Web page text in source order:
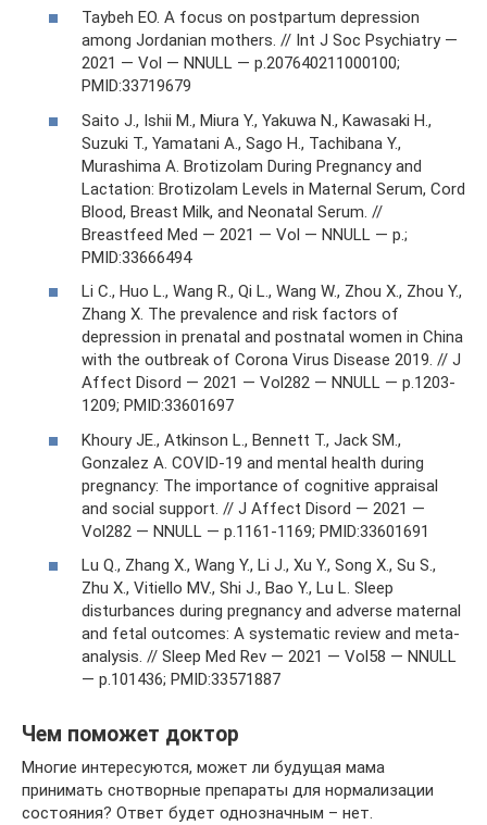
Taybeh EO. A focus on postpartum depression
among Jordanian mothers. // Int J Soc Psychiatry —
2021 — Vol — NNULL — p.207640211000100;
PMID:33719679
Saito J., Ishii M., Miura Y., Yakuwa N., Kawasaki H.,
Suzuki T., Yamatani A., Sago H., Tachibana Y.,
Murashima A. Brotizolam During Pregnancy and
Lactation: Brotizolam Levels in Maternal Serum, Cord
Blood, Breast Milk, and Neonatal Serum. //
Breastfeed Med — 2021 — Vol — NNULL — p.;
PMID:33666494
Li C., Huo L., Wang R., Qi L., Wang W., Zhou X., Zhou Y.,
Zhang X. The prevalence and risk factors of
depression in prenatal and postnatal women in China
with the outbreak of Corona Virus Disease 2019. // J
Affect Disord — 2021 — Vol282 — NNULL — p.1203-
1209; PMID:33601697
Khoury JE., Atkinson L., Bennett T., Jack SM.,
Gonzalez A. COVID-19 and mental health during
pregnancy: The importance of cognitive appraisal
and social support. // J Affect Disord — 2021 —
Vol282 — NNULL — p.1161-1169; PMID:33601691
Lu Q., Zhang X., Wang Y., Li J., Xu Y., Song X., Su S.,
Zhu X., Vitiello MV., Shi J., Bao Y., Lu L. Sleep
disturbances during pregnancy and adverse maternal
and fetal outcomes: A systematic review and meta-
analysis. // Sleep Med Rev — 2021 — Vol58 — NNULL
— p.101436; PMID:33571887
Чем поможет доктор
Многие интересуются, может ли будущая мама
принимать снотворные препараты для нормализации
состояния? Ответ будет однозначным – нет.